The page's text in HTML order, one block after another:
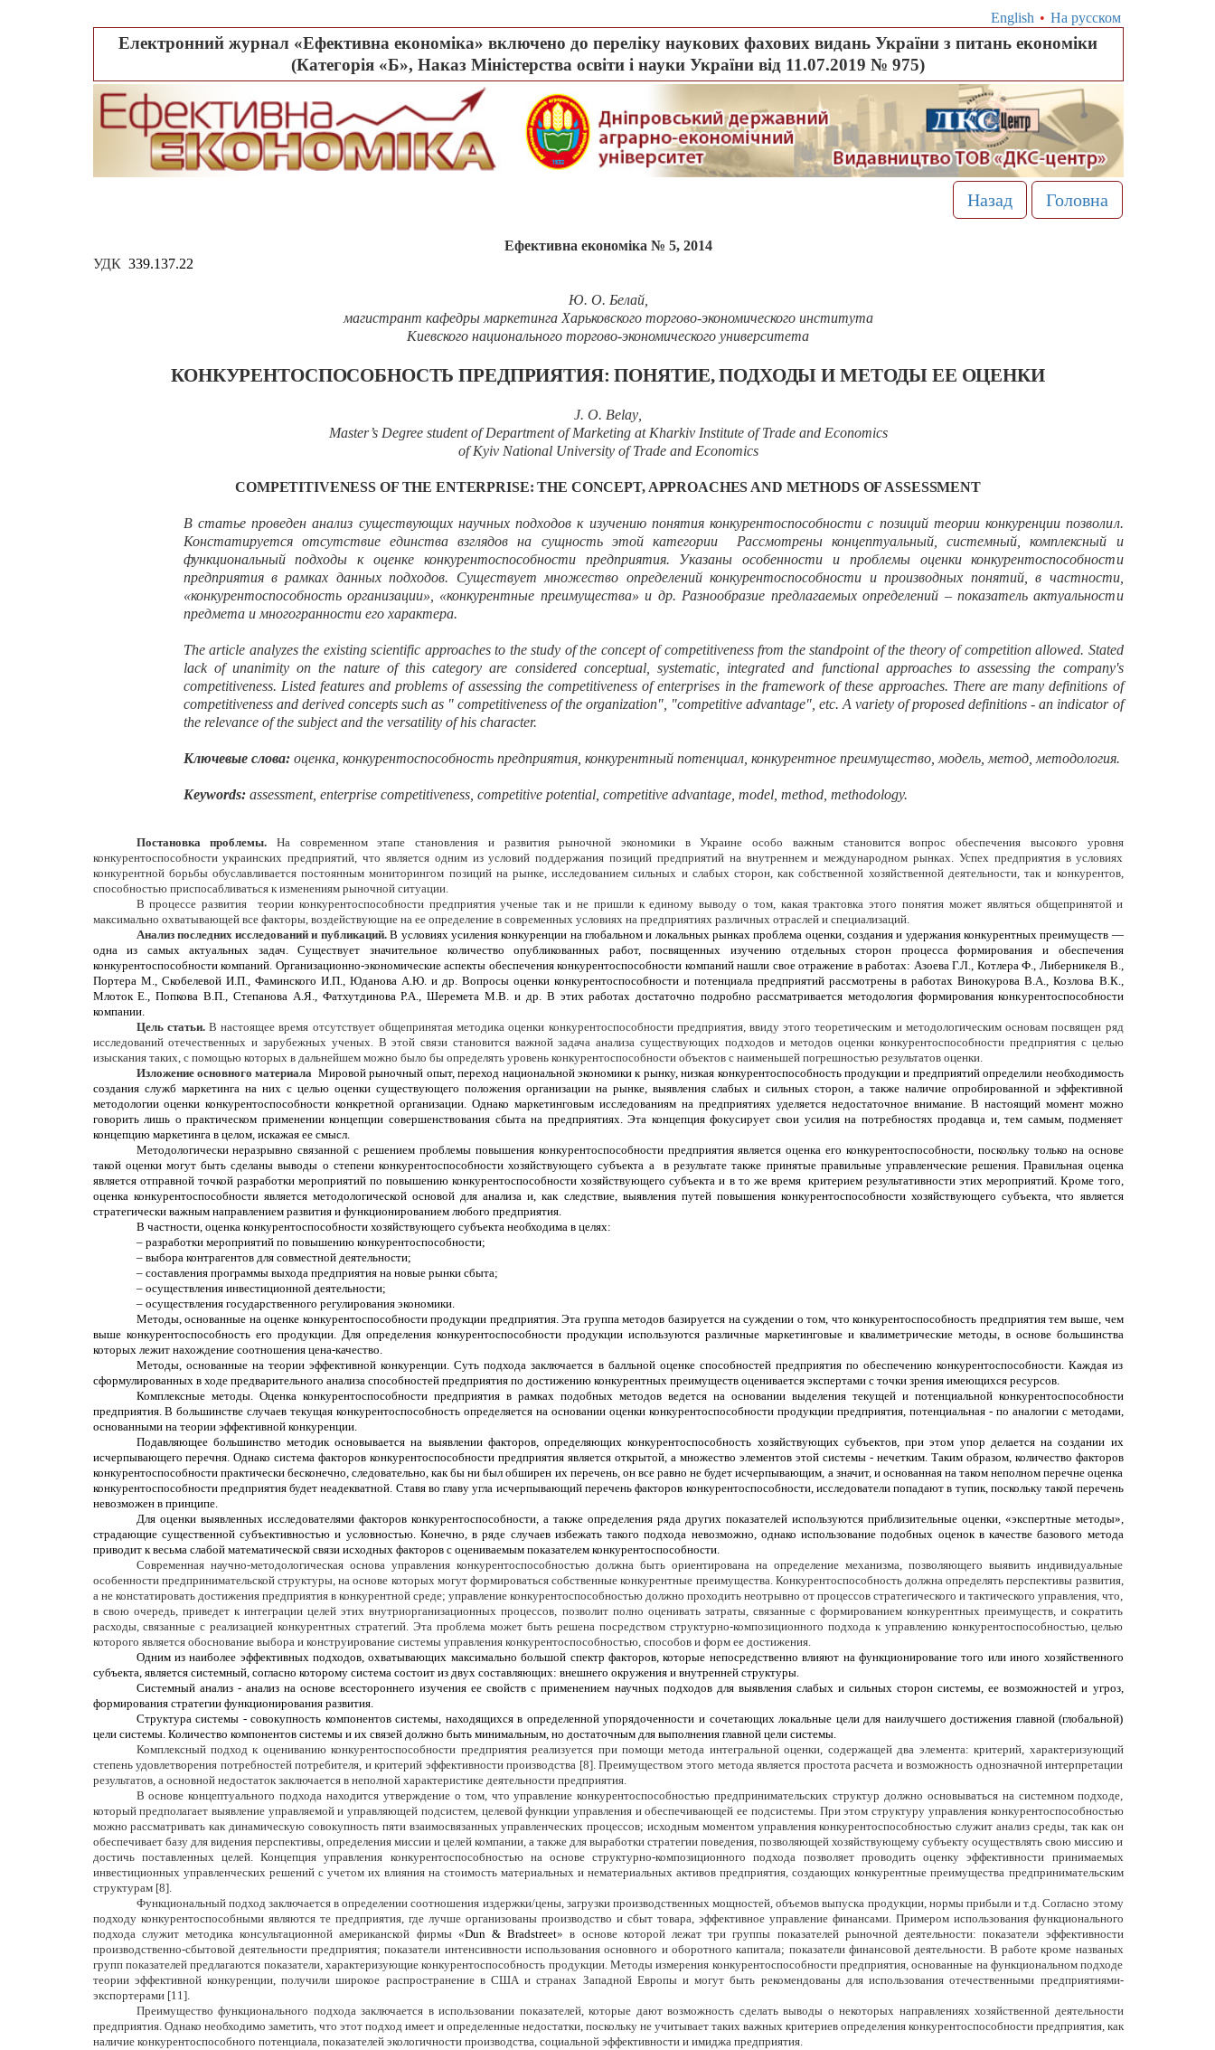
English • На русском
Електронний журнал «Ефективна економіка» включено до переліку наукових фахових видань України з питань економіки
(Категорія «Б», Наказ Міністерства освіти і науки України від 11.07.2019 № 975)
Назад Головна
Ефективна економіка № 5, 2014
УДК 339.137.22
Ю. О. Белай,
магистрант кафедры маркетинга Харьковского торгово-экономического института
Киевского национального торгово-экономического университета
КОНКУРЕНТОСПОСОБНОСТЬ ПРЕДПРИЯТИЯ: ПОНЯТИЕ, ПОДХОДЫ И МЕТОДЫ ЕЕ ОЦЕНКИ
J. O. Belay
Master’s Degree student of Department of Marketing at Kharkiv Institute of Trade and Economics
of Kyiv National University of Trade and Economics
COMPETITIVENESS OF THE ENTERPRISE: THE CONCEPT, APPROACHES AND METHODS OF ASSESSMENT
В статье проведен анализ существующих научных подходов к изучению понятия конкурентоспособности с позиций теории конкуренции позволил.
Констатируется отсутствие единства взглядов на сущность этой категории Рассмотрены концептуальный, системный, комплексный и
функциональный подходы к оценке конкурентоспособности предприятия. Указаны особенности и проблемы оценки конкурентоспособности
предприятия в рамках данных подходов. Существует множество определений конкурентоспособности и производных понятий, в частности,
«конкурентоспособность организации», «конкурентные преимущества» и др. Разнообразие предлагаемых определений – показатель актуальности
предмета и многогранности его характера.
The article analyzes the existing scientific approaches to the study of the concept of competitiveness from the standpoint of the theory of competition allowed. Stated
lack of unanimity on the nature of this category are considered conceptual, systematic, integrated and functional approaches to assessing the company's
competitiveness. Listed features and problems of assessing the competitiveness of enterprises in the framework of these approaches. There are many definitions of
competitiveness and derived concepts such as " competitiveness of the organization", "competitive advantage", etc. A variety of proposed definitions - an indicator of
the relevance of the subject and the versatility of his character.
Ключевые слова:оценка, конкурентоспособность предприятия, конкурентный потенциал, конкурентное преимущество, модель, метод, методология.
Keywords: assessment, enterprise competitiveness, competitive potential, competitive advantage, model, method, methodology.
Постановка проблемы. На современном этапе становления и развития рыночной экономики в Украине особо важным становится вопрос обеспечения высокого уровня
конкурентоспособности украинских предприятий, что является одним из условий поддержания позиций предприятий на внутреннем и международном рынках. Успех предприятия в условиях
конкурентной борьбы обуславливается постоянным мониторингом позиций на рынке, исследованием сильных и слабых сторон, как собственной хозяйственной деятельности, так и конкурентов,
способностью приспосабливаться к изменениям рыночной ситуации.
В процессе развития теории конкурентоспособности предприятия ученые так и не пришли к единому выводу о том, какая трактовка этого понятия может являться общепринятой и
максимально охватывающей все факторы, воздействующие на ее определение в современных условиях на предприятиях различных отраслей и специализаций.
Анализ последних исследований и публикаций. В условиях усиления конкуренции на глобальном и локальных рынках проблема оценки, создания и удержания конкурентных преимуществ —
одна из самых актуальных задач. Существует значительное количество опубликованных работ, посвященных изучению отдельных сторон процесса формирования и обеспечения
конкурентоспособности компаний. Организационно-экономические аспекты обеспечения конкурентоспособности компаний нашли свое отражение в работах: Азоева Г.Л., Котлера Ф., Либерникеля В.,
Портера М., Скобелевой И.П., Фаминского И.П., Юданова А.Ю. и др. Вопросы оценки конкурентоспособности и потенциала предприятий рассмотрены в работах Винокурова В.А., Козлова В.К.,
Млоток Е., Попкова В.П., Степанова А.Я., Фатхутдинова Р.А., Шеремета М.В. и др. В этих работах достаточно подробно рассматривается методология формирования конкурентоспособности
компании.
Цель статьи.В настоящее время отсутствует общепринятая методика оценки конкурентоспособности предприятия, ввиду этого теоретическим и методологическим основам посвящен ряд
исследований отечественных и зарубежных ученых. В этой связи становится важной задача анализа существующих подходов и методов оценки конкурентоспособности предприятия с целью
изыскания таких, с помощью которых в дальнейшем можно было бы определять уровень конкурентоспособности объектов с наименьшей погрешностью результатов оценки.
Изложение основного материала Мировой рыночный опыт, переход национальной экономики к рынку, низкая конкурентоспособность продукции и предприятий определили необходимость
создания служб маркетинга на них с целью оценки существующего положения организации на рынке, выявления слабых и сильных сторон, а также наличие опробированной и эффективной
методологии оценки конкурентоспособности конкретной организации. Однако маркетинговым исследованиям на предприятиях уделяется недостаточное внимание. В настоящий момент можно
говорить лишь о практическом применении концепции совершенствования сбыта на предприятиях. Эта концепция фокусирует свои усилия на потребностях продавца и, тем самым, подменяет
концепцию маркетинга в целом, искажая ее смысл.
Методологически неразрывно связанной с решением проблемы повышения конкурентоспособности предприятия является оценка его конкурентоспособности, поскольку только на основе
такой оценки могут быть сделаны выводы о степени конкурентоспособности хозяйствующего субъекта а в результате также принятые правильные управленческие решения. Правильная оценка
является отправной точкой разработки мероприятий по повышению конкурентоспособности хозяйствующего субъекта и в то же время критерием результативности этих мероприятий. Кроме того,
оценка конкурентоспособности является методологической основой для анализа и, как следствие, выявления путей повышения конкурентоспособности хозяйствующего субъекта, что является
стратегически важным направлением развития и функционированием любого предприятия.
В частности, оценка конкурентоспособности хозяйствующего субъекта необходима в целях:
– разработки мероприятий по повышению конкурентоспособности;
– выбора контрагентов для совместной деятельности;
– составления программы выхода предприятия на новые рынки сбыта;
– осуществления инвестиционной деятельности;
– осуществления государственного регулирования экономики.
Методы, основанные на оценке конкурентоспособности продукции предприятия. Эта группа методов базируется на суждении о том, что конкурентоспособность предприятия тем выше, чем
выше конкурентоспособность его продукции. Для определения конкурентоспособности продукции используются различные маркетинговые и квалиметрические методы, в основе большинства
которых лежит нахождение соотношения цена-качество.
Методы, основанные на теории эффективной конкуренции. Суть подхода заключается в балльной оценке способностей предприятия по обеспечению конкурентоспособности. Каждая из
сформулированных в ходе предварительного анализа способностей предприятия по достижению конкурентных преимуществ оценивается экспертами с точки зрения имеющихся ресурсов.
Комплексные методы. Оценка конкурентоспособности предприятия в рамках подобных методов ведется на основании выделения текущей и потенциальной конкурентоспособности
предприятия. В большинстве случаев текущая конкурентоспособность определяется на основании оценки конкурентоспособности продукции предприятия, потенциальная - по аналогии с методами,
основанными на теории эффективной конкуренции.
Подавляющее большинство методик основывается на выявлении факторов, определяющих конкурентоспособность хозяйствующих субъектов, при этом упор делается на создании их
исчерпывающего перечня. Однако система факторов конкурентоспособности предприятия является открытой, а множество элементов этой системы - нечетким. Таким образом, количество факторов
конкурентоспособности практически бесконечно, следовательно, как бы ни был обширен их перечень, он все равно не будет исчерпывающим, а значит, и основанная на таком неполном перечне оценка
конкурентоспособности предприятия будет неадекватной. Ставя во главу угла исчерпывающий перечень факторов конкурентоспособности, исследователи попадают в тупик, поскольку такой перечень
невозможен в принципе.
Для оценки выявленных исследователями факторов конкурентоспособности, а также определения ряда других показателей используются приблизительные оценки, «экспертные методы»,
страдающие существенной субъективностью и условностью. Конечно, в ряде случаев избежать такого подхода невозможно, однако использование подобных оценок в качестве базового метода
приводит к весьма слабой математической связи исходных факторов с оцениваемым показателем конкурентоспособности.
Современная научно-методологическая основа управления конкурентоспособностью должна быть ориентирована на определение механизма, позволяющего выявить индивидуальные
особенности предпринимательской структуры, на основе которых могут формироваться собственные конкурентные преимущества. Конкурентоспособность должна определять перспективы развития,
а не констатировать достижения предприятия в конкурентной среде; управление конкурентоспособностью должно проходить неотрывно от процессов стратегического и тактического управления, что,
в свою очередь, приведет к интеграции целей этих внутриорганизационных процессов, позволит полно оценивать затраты, связанные с формированием конкурентных преимуществ, и сократить
расходы, связанные с реализацией конкурентных стратегий. Эта проблема может быть решена посредством структурно-композиционного подхода к управлению конкурентоспособностью, целью
которого является обоснование выбора и конструирование системы управления конкурентоспособностью, способов и форм ее достижения.
Одним из наиболее эффективных подходов, охватывающих максимально большой спектр факторов, которые непосредственно влияют на функционирование того или иного хозяйственного
субъекта, является системный, согласно которому система состоит из двух составляющих: внешнего окружения и внутренней структуры.
Системный анализ - анализ на основе всестороннего изучения ее свойств с применением научных подходов для выявления слабых и сильных сторон системы, ее возможностей и угроз,
формирования стратегии функционирования развития.
Структура системы - совокупность компонентов системы, находящихся в определенной упорядоченности и сочетающих локальные цели для наилучшего достижения главной (глобальной)
цели системы. Количество компонентов системы и их связей должно быть минимальным, но достаточным для выполнения главной цели системы.
Комплексный подход к оцениванию конкурентоспособности предприятия реализуется при помощи метода интегральной оценки, содержащей два элемента: критерий, характеризующий
степень удовлетворения потребностей потребителя, и критерий эффективности производства [8]. Преимуществом этого метода является простота расчета и возможность однозначной интерпретации
результатов, а основной недостаток заключается в неполной характеристике деятельности предприятия.
В основе концептуального подхода находится утверждение о том, что управление конкурентоспособностью предпринимательских структур должно основываться на системном подходе,
который предполагает выявление управляемой и управляющей подсистем, целевой функции управления и обеспечивающей ее подсистемы. При этом структуру управления конкурентоспособностью
можно рассматривать как динамическую совокупность пяти взаимосвязанных управленческих процессов; исходным моментом управления конкурентоспособностью служит анализ среды, так как он
обеспечивает базу для видения перспективы, определения миссии и целей компании, а также для выработки стратегии поведения, позволяющей хозяйствующему субъекту осуществлять свою миссию и
достичь поставленных целей. Концепция управления конкурентоспособностью на основе структурно-композиционного подхода позволяет проводить оценку эффективности принимаемых
инвестиционных управленческих решений с учетом их влияния на стоимость материальных и нематериальных активов предприятия, создающих конкурентные преимущества предпринимательским
структурам [8].
Функциональный подход заключается в определении соотношения издержки/цены, загрузки производственных мощностей, объемов выпуска продукции, нормы прибыли и т.д. Согласно этому
подходу конкурентоспособными являются те предприятия, где лучше организованы производство и сбыт товара, эффективное управление финансами. Примером использования функционального
подхода служит методика консультационной американской фирмы «Dun & Bradstreet» в основе которой лежат три группы показателей рыночной деятельности: показатели эффективности
производственно-сбытовой деятельности предприятия; показатели интенсивности использования основного и оборотного капитала; показатели финансовой деятельности. В работе кроме названых
групп показателей предлагаются показатели, характеризующие конкурентоспособность продукции. Методы измерения конкурентоспособности предприятия, основанные на функциональном подходе
теории эффективной конкуренции, получили широкое распространение в США и странах Западной Европы и могут быть рекомендованы для использования отечественными предприятиями-
экспортерами [11].
Преимущество функционального подхода заключается в использовании показателей, которые дают возможность сделать выводы о некоторых направлениях хозяйственной деятельности
предприятия. Однако необходимо заметить, что этот подход имеет и определенные недостатки, поскольку не учитывает таких важных критериев определения конкурентоспособности предприятия, как
наличие конкурентоспособного потенциала, показателей экологичности производства, социальной эффективности и имиджа предприятия.